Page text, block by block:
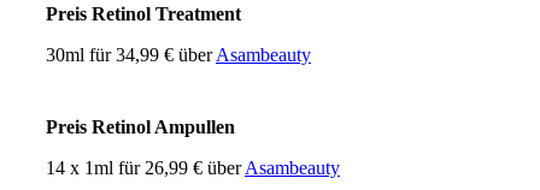
Preis Retinol Treatment
30ml für 34,99 € überAsambeauty
Preis Retinol Ampullen
14 x 1ml für 26,99 € überAsambeauty